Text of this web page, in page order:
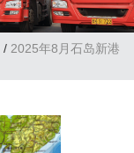
/ 2025年8月石岛新港